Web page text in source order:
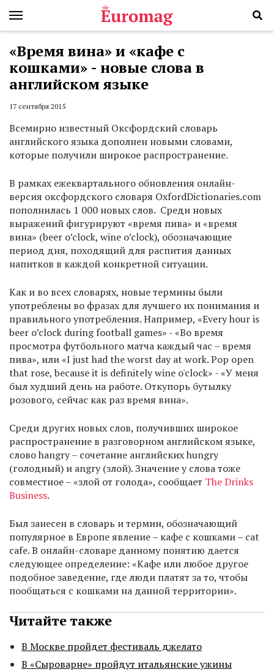
«Время вина» и «кафе с
кошками» - новые слова в
английском языке
17 сентября 2015
Всемирно известный Оксфордский словарь
английского языка дополнен новыми словами,
которые получили широкое распространение.
В рамках ежеквартального обновления онлайн-
версия оксфордского словаря OxfordDictionaries.com
пополнилась 1 000 новых слов. Среди новых
выражений фигурируют «время пива» и «время
вина» (beer o’clock, wine o’clock), обозначающие
период дня, походящий для распития данных
напитков в каждой конкретной ситуации.
Как и во всех словарях, новые термины были
употреблены во фразах для лучшего их понимания и
правильного употребления. Например, «Every hour is
beer o’clock during football games» - «Во время
просмотра футбольного матча каждый час – время
пива», или «I just had the worst day at work. Pop open
that rose, because it is definitely wine o'clock» - «У меня
был худший день на работе. Откупорь бутылку
розового, сейчас как раз время вина».
Среди других новых слов, получивших широкое
распространение в разговорном английском языке,
слово hangry – сочетание английских hungry
(голодный) и angry (злой). Значение у слова тоже
совместное – «злой от голода», сообщает The Drinks
Business.
Был занесен в словарь и термин, обозначающий
популярное в Европе явление – кафе с кошками – cat
cafe. В онлайн-словаре данному понятию дается
следующее определение: «Кафе или любое другое
подобное заведение, где люди платят за то, чтобы
пообщаться с кошками на данной территории».
Читайте также
В Москве пройдет фестиваль джелато
В «Сыроварне» пройдут итальянские ужины